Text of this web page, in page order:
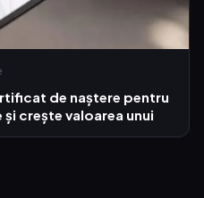
de naștere pentru
crește valoarea unui